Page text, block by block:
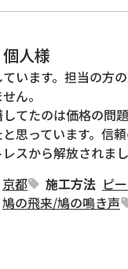
人様
います。担当の方
ん。
てたのは価格の問
思っています。信
スから解放されまし
京都 施工方法 ピ
鳩の飛来/鳩の鳴き声